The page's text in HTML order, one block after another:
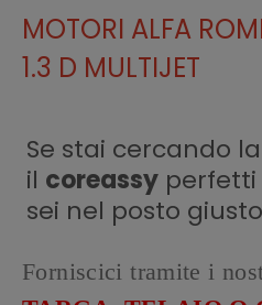
MOTORI ALFA
1.3 D MULTIJET
Se stai cercando la
il coreassyperfetti
sei nel posto
Forniscici tramite i